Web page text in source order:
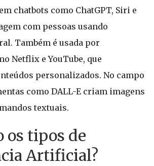
chatbots como ChatGPT, Siri e
com pessoas usando
Também é usada por
Netflix e YouTube, que
personalizados. No campo
como DALL-E criam imagens
textuais.
os tipos de
Artificial?